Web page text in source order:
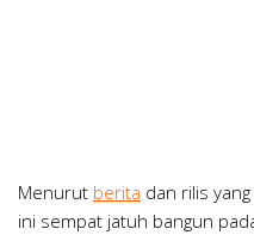
Menurut berita dan rilis
ini sempat jatuh bangun